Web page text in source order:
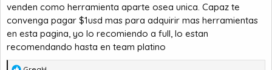
venden como herramienta aparte osea unica. Capaz te
convenga pagar $1usd mas para adquirir mas herramientas
en esta pagina, yo lo recomiendo a full, lo estan
recomendando hasta en team platino
R